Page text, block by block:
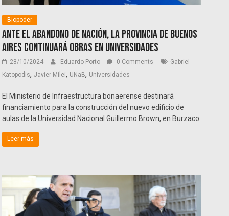
Biopoder
Ante el abandono de Nación, la provincia de Buenos
Aires continuará obras en universidades
28/10/2024 Eduardo Porto 0 Comments
Gabriel
Katopodis,Javier Milei, UNaB, Universidades
El Ministerio de Infraestructura bonaerense destinará
financiamiento para la construcción del nuevo edificio de
aulas de la Universidad Nacional Guillermo Brown, en Burzaco.
Leer más